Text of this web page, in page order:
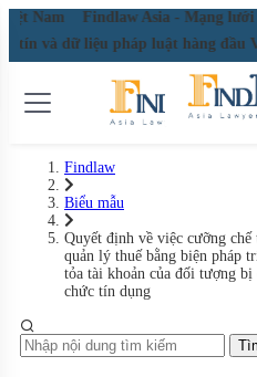
Nam
Findlaw Asia - Mạng lưới
tín và dữ liệu pháp luật hàng đầu
Findlaw
Biểu mẫu
Quyết định về việc cưỡng
quản lý thuế bằng biện pháp
tỏa tài khoản của đối tượng
chức tín dụng